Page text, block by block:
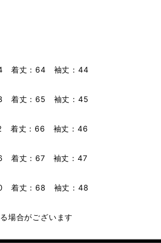
着丈：64 袖丈：44
着丈：65 袖丈：45
着丈：66 袖丈：46
着丈：67 袖丈：47
着丈：68 袖丈：48
場合がございます